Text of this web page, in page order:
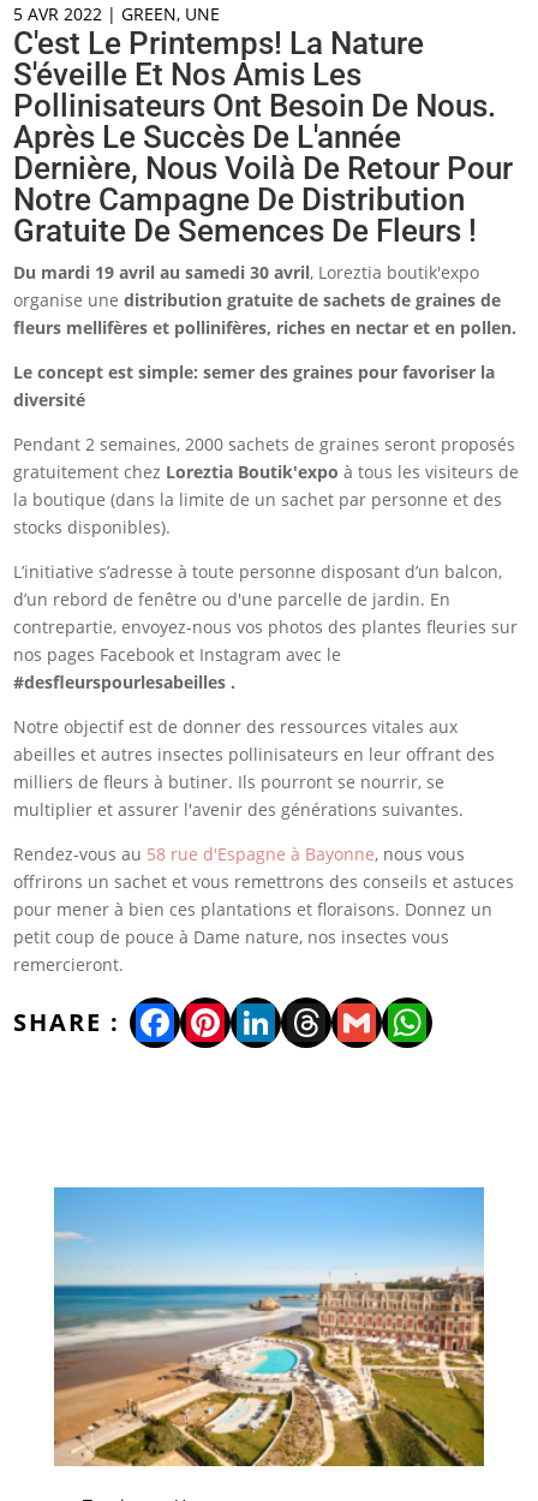
5 AVR 2022 |GREEN, UNE
C'est Le Printemps! La Nature
S'éveille Et Nos Amis Les
Pollinisateurs Ont Besoin De Nous.
Après Le Succès De L'année
Dernière, Nous Voilà De Retour Pour
Notre Campagne De Distribution
Gratuite De Semences De Fleurs !
Du mardi 19 avril au samedi 30 avril, Loreztia boutik'expo
organise unedistribution gratuite de sachets de graines de
fleurs mellifères et pollinifères, riches en nectar et en pollen.
Le concept est simple: semer des graines pour favoriser la
diversité
Pendant 2 semaines, 2000 sachets de graines seront proposés
gratuitement chez Loreztia Boutik'expoà tous les visiteurs de
la boutique (dans la limite de un sachet par personne et des
stocks disponibles).
L’initiative s’adresse à toute personne disposant d’un balcon,
d’un rebord de fenêtre ou d'une parcelle de jardin. En
contrepartie, envoyez-nous vos photos des plantes fleuries sur
nos pages Facebook et Instagram avec le
#desfleurspourlesabeilles .
Notre objectif est de donner des ressources vitales aux
abeilles et autres insectes pollinisateurs en leur offrant des
milliers de fleurs à butiner. Ils pourront se nourrir, se
multiplier et assurer l'avenir des générations suivantes.
Rendez-vous au 58 rue d'Espagne à Bayonne, nous vous
offrirons un sachet et vous remettrons des conseils et astuces
pour mener à bien ces plantations et floraisons. Donnez un
petit coup de pouce à Dame nature, nos insectes vous
remercieront.
Facebook
Pinterest
LinkedIn
Threads
Gmail